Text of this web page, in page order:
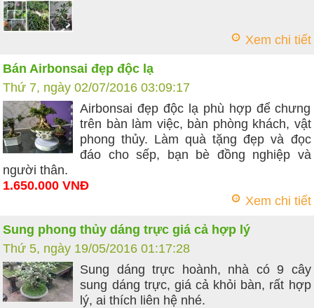
Xem chi tiết
Bán Airbonsai đẹp độc lạ
Thứ 7, ngày 02/07/2016 03:09:17
Airbonsai đẹp độc lạ phù hợp để chưng
trên bàn làm việc, bàn phòng khách, vật
phong thủy. Làm quà tặng đẹp và đọc
đáo cho sếp, bạn bè đồng nghiệp và
người thân.
1.650.000 VNĐ
Xem chi tiết
Sung phong thủy dáng trực giá cả hợp lý
Thứ 5, ngày 19/05/2016 01:17:28
Sung dáng trực hoành, nhà có 9 cây
sung dáng trực, giá cả khỏi bàn, rất hợp
lý, ai thích liên hệ nhé.